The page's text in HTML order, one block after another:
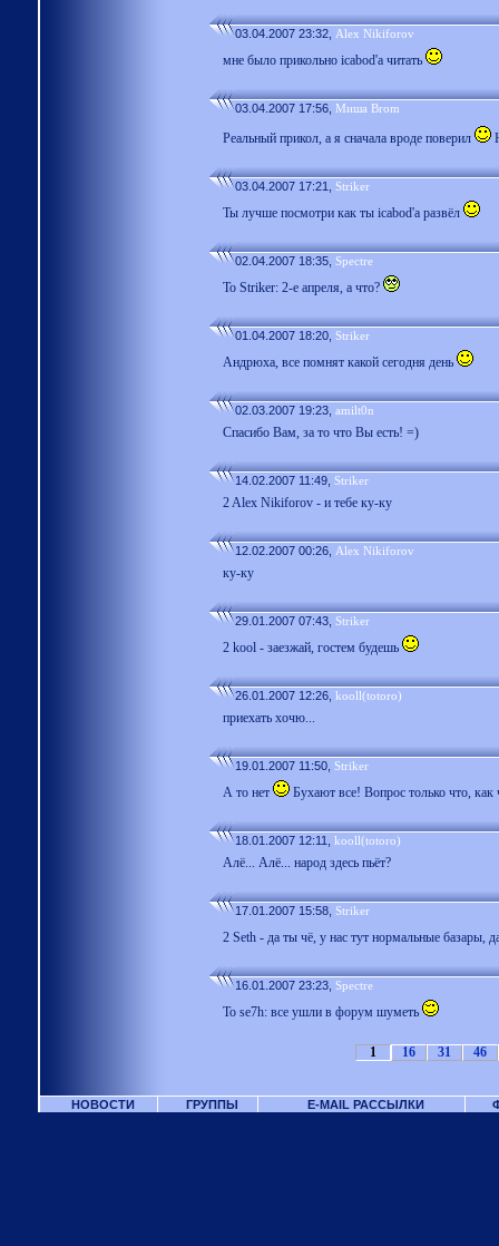
03.04.2007 23:32, Alex Nikiforov
мне было прикольно icabod'a читать
03.04.2007 17:56, Миша Brom
Реальный прикол, а я сначала вроде поверил
03.04.2007 17:21, Striker
Ты лучше посмотри как ты icabod'a развёл
02.04.2007 18:35, Spectre
To Striker: 2-е апреля, а что?
01.04.2007 18:20, Striker
Андрюха, все помнят какой сегодня день
02.03.2007 19:23, amilt0n
Спасибо Вам, за то что Вы есть! =)
14.02.2007 11:49, Striker
2 Alex Nikiforov - и тебе ку-ку
12.02.2007 00:26, Alex Nikiforov
ку-ку
29.01.2007 07:43, Striker
2 kool - заезжай, гостем будешь
26.01.2007 12:26, kooll(totoro)
приехать хочю...
19.01.2007 11:50, Striker
А то нет Бухают все! Вопрос только что, как
18.01.2007 12:11, kooll(totoro)
Алё... Алё... народ здесь пьёт?
17.01.2007 15:58, Striker
2 Seth - да ты чё, у нас тут нормальные базары,
16.01.2007 23:23, Spectre
To se7h: все ушли в форум шуметь
1 16 31 46